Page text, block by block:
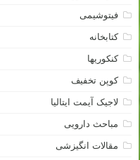
فیتوشیمی
کتابخانه
کنکوریها
کوپن تخفیف
لاجیک آیمت ایتالیا
مباحث دارویی
مقالات انگیزشی